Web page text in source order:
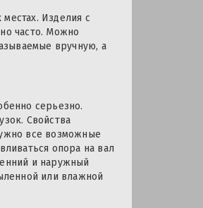
Изделия с
часто. Можно
вручную, а
серьезно.
Свойства
все возможные
опора на вал
и наружный
или влажной